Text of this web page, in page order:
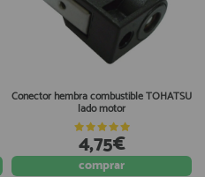
Conector hembra combustible TOHATSU
lado motor
4,75€
comprar